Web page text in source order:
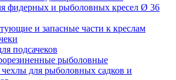
фидерных и рыболовных кресел Ø 36
и запасные части к креслам
подсачеков
рыболовные
для рыболовных садков и